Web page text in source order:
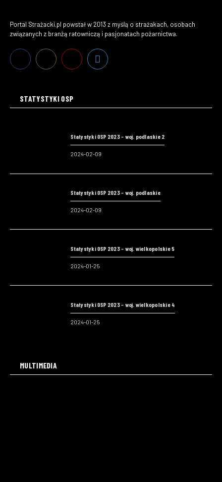
Portal Strażacki.pl powstał w 2013 z myślą o strażakach, osobach
związanych z branżą ratowniczą i pasjonatach pożarnictwa.
STATYSTYKI OSP
Statystyki OSP 2023 – woj. podlaskie 2
2024-02-09
Statystyki OSP 2023 – woj. podlaskie
2024-02-09
Statystyki OSP 2023 – woj. wielkopolskie 5
2024-01-25
Statystyki OSP 2023 – woj. wielkopolskie 4
2024-01-25
MULTIMEDIA